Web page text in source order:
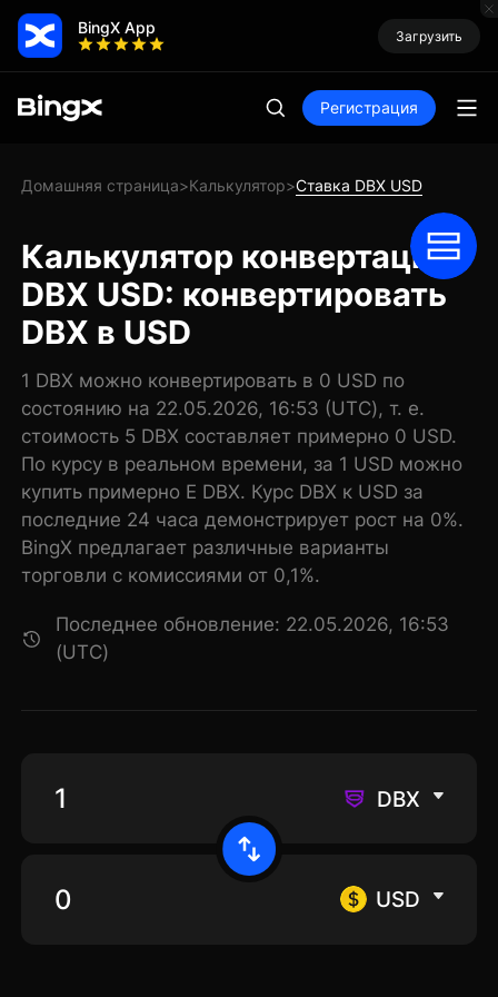
BingX App Загрузить
Регистрация
Домашняя страница>Калькулятор>Ставка DBX USD
Калькулятор конвертации
DBX USD: конвертировать
DBX в USD
1 DBX можно конвертировать в 0 USD по
состоянию на 22.05.2026, 16:53 (UTC), т. е.
стоимость 5 DBX составляет примерно 0 USD.
По курсу в реальном времени, за 1 USD можно
купить примерно E DBX. Курс DBX к USD за
последние 24 часа демонстрирует рост на 0%.
BingX предлагает различные варианты
торговли с комиссиями от 0,1%.
Последнее обновление: 22.05.2026, 16:53
(UTC)
DBX
USD